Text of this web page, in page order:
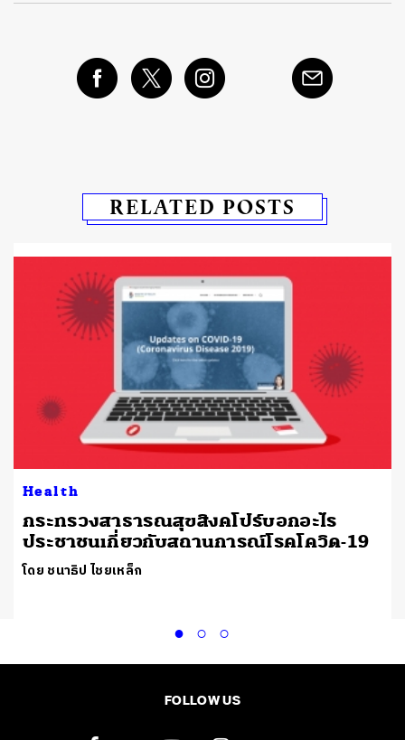
RELATED POSTS
Health
กระทรวงสาธารณสุขสิงคโปร์บอกอะไร
ประชาชนเกี่ยวกับสถานการณ์โรคโควิด-19
โดย ชนาธิป ไชยเหล็ก
FOLLOW US